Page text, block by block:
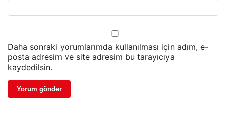
Daha sonraki yorumlarımda kullanılması için adım, e-
posta adresim ve site adresim bu tarayıcıya
kaydedilsin.